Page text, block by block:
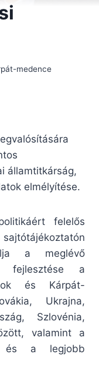
medence
államtitkárság,
elmélyítése.
felelős
a meglévő
fejlesztése a
és Kárpát-
Ukrajna,
Szlovénia,
valamint a
és a legjobb